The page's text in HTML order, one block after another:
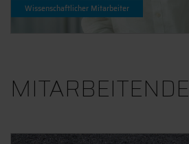
Wissenschaftlicher Mitarbeiter
MITARBEITENDE